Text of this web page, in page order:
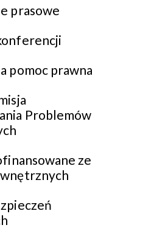
prasowe
pomoc prawna
Problemów
ze